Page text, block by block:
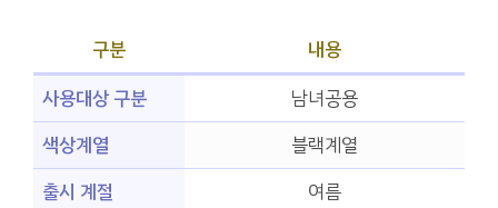
구분
내용
사용대상 구분
남녀공용
색상계열
블랙계열
출시 계절
여름